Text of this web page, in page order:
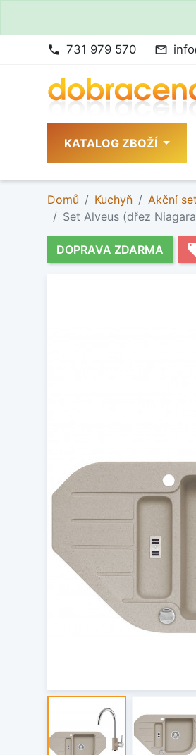
phone 731 979 570 mail_outline
KATALOG ZBOŽÍ
Domů Kuchyň Akční
Set Alveus (dřez
DOPRAVA ZDARMA